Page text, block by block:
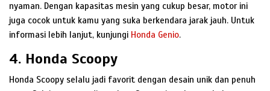
nyaman. Dengan kapasitas mesin yang cukup besar, motor ini
juga cocok untuk kamu yang suka berkendara jarak jauh. Untuk
informasi lebih lanjut, kunjungi Honda Genio.
4. Honda Scoopy
Honda Scoopy selalu jadi favorit dengan desain unik dan penuh